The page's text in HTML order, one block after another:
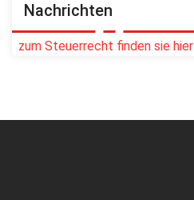
Nachrichten
zum Steuerrecht finden sie hier